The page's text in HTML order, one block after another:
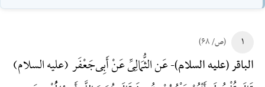
۱ (ص/ ۶۸)
الباقر (علیه السلام)-عَن الثُّمَالِیِّ عَنْ أَبِی‌جَعْفَر (علیه السلام)